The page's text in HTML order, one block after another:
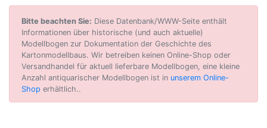
Bitte beachten Sie: Diese Datenbank/WWW-Seite enthält
Informationen über historische (und auch aktuelle)
Modellbogen zur Dokumentation der Geschichte des
Kartonmodellbaus. Wir betreiben keinen Online-Shop oder
Versandhandel für aktuell lieferbare Modellbogen, eine kleine
Anzahl antiquarischer Modellbogen ist in unserem Online-
Shop erhältlich..